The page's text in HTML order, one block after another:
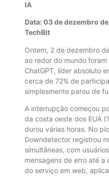
IA
Data: 03 de dezembro
TechBit
Ontem, 2 de dezembro
ao redor do mundo
ChatGPT, líder absoluto
cerca de 72% de
simplesmente parou de
A interrupção começou
da costa oeste dos EUA
durou várias horas. No
Downdetector registrou
simultâneas, com
mensagens de erro até
do serviço em web,